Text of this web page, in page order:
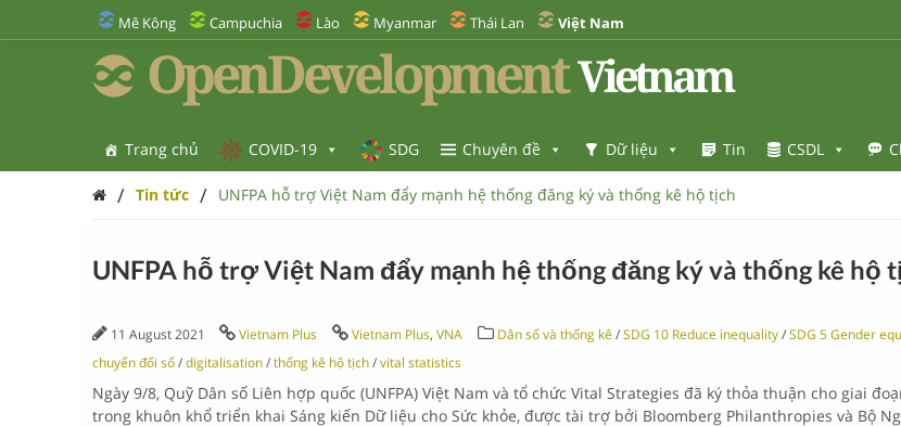
Mê Kông Campuchia Lào Myanmar Thái Lan Việt Nam
OpenDevelopment Vietnam
Trang chủ COVID-19 SDG Chuyên đề Dữ liệu Tin CSDL
/ Tin tức / UNFPA hỗ trợ Việt Nam đẩy mạnh hệ thống đăng ký và thống kê hộ tịch
UNFPA hỗ trợ Việt Nam đẩy mạnh hệ thống đăng ký và thống kê hộ
11 August 2021 Vietnam Plus Vietnam Plus, VNA Dân số và thống kê /SDG 10 Reduce inequality /SDG 5 Gender
chuyển đổi số /digitalisation /thống kê hộ tịch /vital statistics
Ngày 9/8, Quỹ Dân số Liên hợp quốc (UNFPA) Việt Nam và tổ chức Vital Strategies đã ký thỏa thuận cho giai
trong khuôn khổ triển khai Sáng kiến Dữ liệu cho Sức khỏe, được tài trợ bởi Bloomberg Philanthropies và Bộ